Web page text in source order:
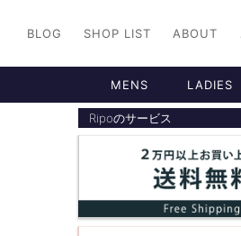
BLOG SHOP LIST ABOUT
MENS LADIES
Ripoのサービス